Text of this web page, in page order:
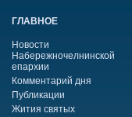
ГЛАВНОЕ
Новости
Набережночелнинской
епархии
Комментарий дня
Публикации
Жития святых